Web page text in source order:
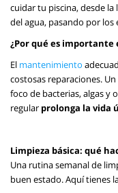
cuidar tu piscina, desde
del agua, pasando por
¿Por qué es
El mantenimiento
costosas reparaciones.
foco de bacterias, algas y
regular prolonga la vida
Limpieza básica: qué
Una rutina semanal de
buen estado. Aquí tienes